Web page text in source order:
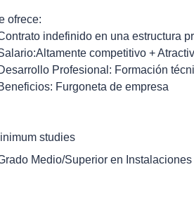
ofrece:
indefinido en una estructura
competitivo +
Profesional: Formación
Furgoneta de empresa
studies
Medio/Superior en